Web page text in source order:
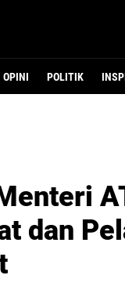
OPINI POLITIK
dan